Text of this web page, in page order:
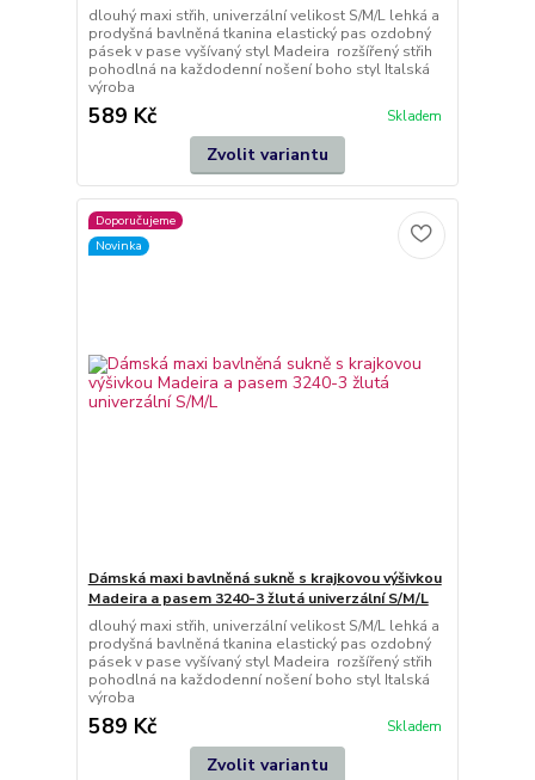
dlouhý maxi střih, univerzální velikost S/M/L lehká a
prodyšná bavlněná tkanina elastický pas ozdobný
pásek v pase vyšívaný styl Madeira rozšířený střih
pohodlná na každodenní nošení boho styl Italská
výroba
589 Kč Skladem
Zvolit variantu
Doporučujeme
Novinka
Dámská maxi bavlněná sukně s krajkovou výšivkou
Madeira a pasem 3240-3 žlutá univerzální S/M/L
dlouhý maxi střih, univerzální velikost S/M/L lehká a
prodyšná bavlněná tkanina elastický pas ozdobný
pásek v pase vyšívaný styl Madeira rozšířený střih
pohodlná na každodenní nošení boho styl Italská
výroba
589 Kč Skladem
Zvolit variantu